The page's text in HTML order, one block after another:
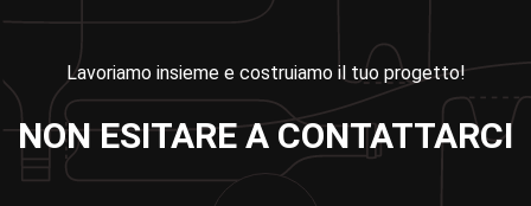
Lavoriamo insieme e costruiamo il tuo progetto!
NON ESITARE A CONTATTARCI